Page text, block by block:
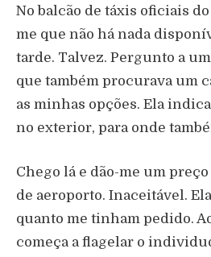
No balcão de táxis oficiais
me que não há nada
tarde. Talvez. Pergunto a
que também procurava um
as minhas opções. Ela
no exterior, para onde
Chego lá e dão-me um
de aeroporto. Inaceitável.
quanto me tinham pedido.
começa a flagelar o